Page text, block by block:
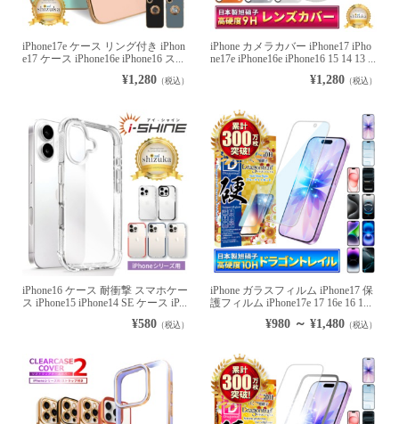
iPhone17e ケース リング付き iPhon
e17 ケース iPhone16e iPhone16 ス...
¥1,280（税込）
iPhone カメラカバー iPhone17 iPho
ne17e iPhone16e iPhone16 15 14 13 ...
¥1,280 （税込）
iPhone16 ケース 耐衝撃 スマホケー
ス iPhone15 iPhone14 SE ケース iP...
¥580（税込）
iPhone ガラスフィルム iPhone17 保
護フィルム iPhone17e 17 16e 16 1...
¥980 ～ ¥1,480 （税込）